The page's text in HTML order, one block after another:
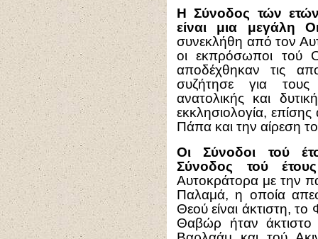
Η Σύνοδος τών
είναι μια μεγάλη
συνεκλήθη από τον
οι εκπρόσωποι τού
αποδέχθηκαν τις
συζήτησε για τους
ανατολικής και
εκκλησιολογία,
Πάπα και την αίρεση
Οι Σύνοδοι τού
Σύνοδος τού
Αυτοκράτορα με την
Παλαμά, η οποία
Θεού είναι άκτιστη,
Θαβώρ ήταν άκτιστο